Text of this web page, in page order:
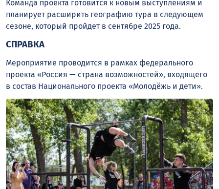
Команда проекта готовится к новым выступлениям и
планирует расширить географию тура в следующем
сезоне, который пройдет в сентябре 2025 года.
СПРАВКА
Мероприятие проводится в рамках федерального
проекта «Россия — страна возможностей», входящего
в состав Национального проекта «Молодёжь и дети».